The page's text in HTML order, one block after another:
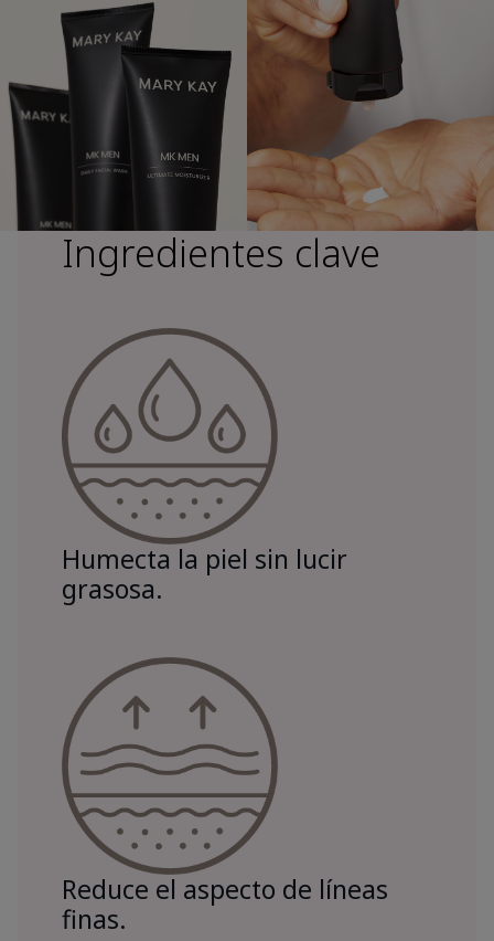
Ingredientes clave
Humecta la piel sin lucir
grasosa.
Reduce el aspecto de líneas
finas.